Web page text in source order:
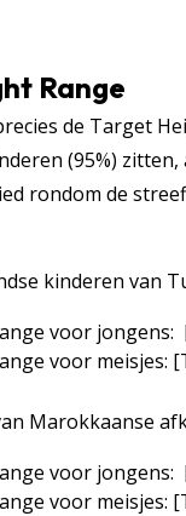
Range
de Target
(95%)
rondom de
kinderen van
voor jongens:
voor meisjes:
Marokkaanse
voor jongens:
voor meisjes: